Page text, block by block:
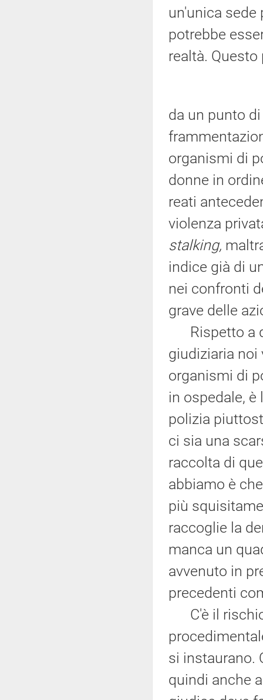
un'unica sede
potrebbe
realtà.
da un punto
organismi di
donne in
reati
violenza
stalking,
indice già di
nei confronti
grave delle
Rispetto a
giudiziaria noi
organismi di
in ospedale,
polizia
ci sia una
raccolta di
abbiamo è
più
raccoglie la
manca un
avvenuto in
precedenti
C'è il rischio
si instaurano.
quindi anche